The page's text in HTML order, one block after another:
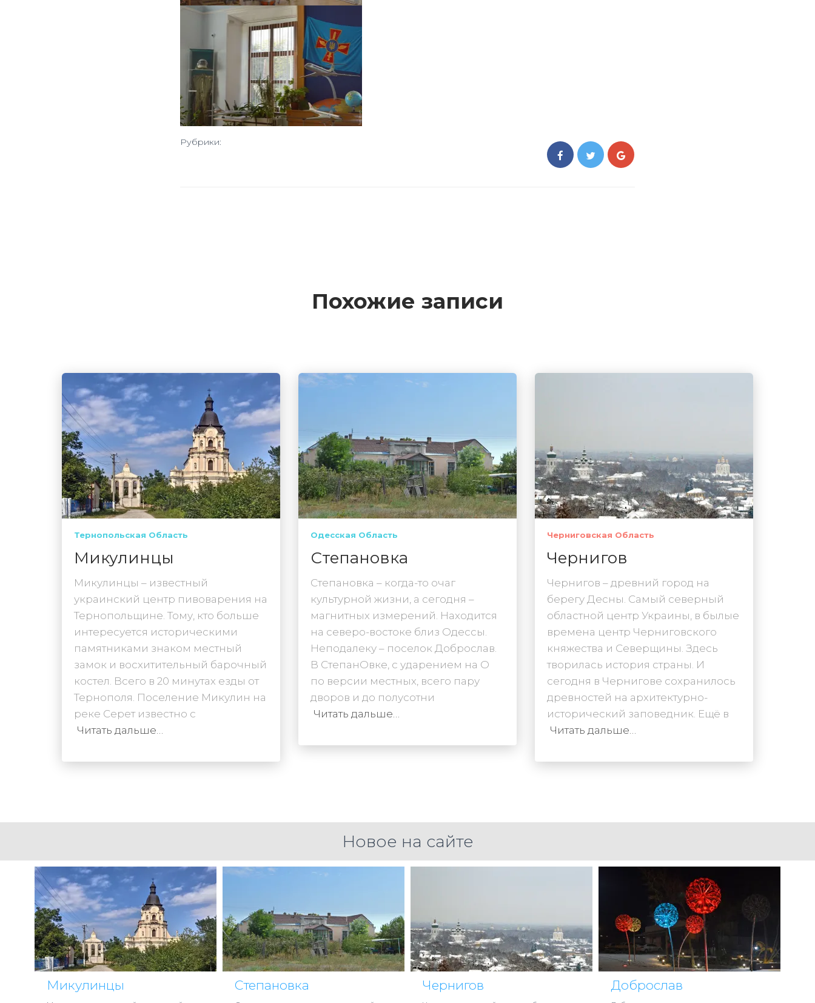
Рубрики:
Похожие записи
Тернопольская Область
Микулинцы
Микулинцы – известный
украинский центр пивоварения на
Тернопольщине. Тому, кто больше
интересуется историческими
памятниками знаком местный
замок и восхитительный барочный
костел. Всего в 20 минутах езды от
Тернополя. Поселение Микулин на
реке Серет известно с
Читать дальше…
Одесская Область
Степановка
Степановка – когда-то очаг
культурной жизни, а сегодня –
магнитных измерений. Находится
на северо-востоке близ Одессы.
Неподалеку – поселок Доброслав.
В СтепанОвке, с ударением на О
по версии местных, всего пару
дворов и до полусотни
Читать дальше…
Черниговская Область
Чернигов
Чернигов – древний город на
берегу Десны. Самый северный
областной центр Украины, в былые
времена центр Черниговского
княжества и Северщины. Здесь
творилась история страны. И
сегодня в Чернигове сохранилось
древностей на архитектурно-
исторический заповедник. Ещё в
Читать дальше…
Новое на сайте
Микулинцы Степановка Чернигов Доброслав